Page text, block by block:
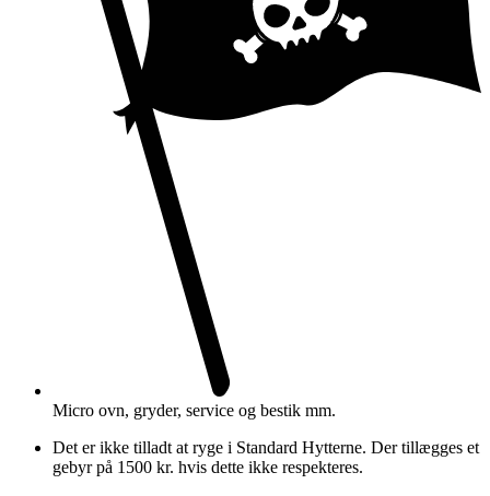
Micro ovn, gryder, service og bestik mm.
Det er ikke tilladt at ryge i Standard Hytterne. Der tillægges et
gebyr på 1500 kr. hvis dette ikke respekteres.